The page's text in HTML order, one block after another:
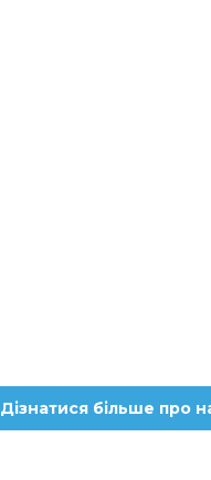
Дізнатися більше про